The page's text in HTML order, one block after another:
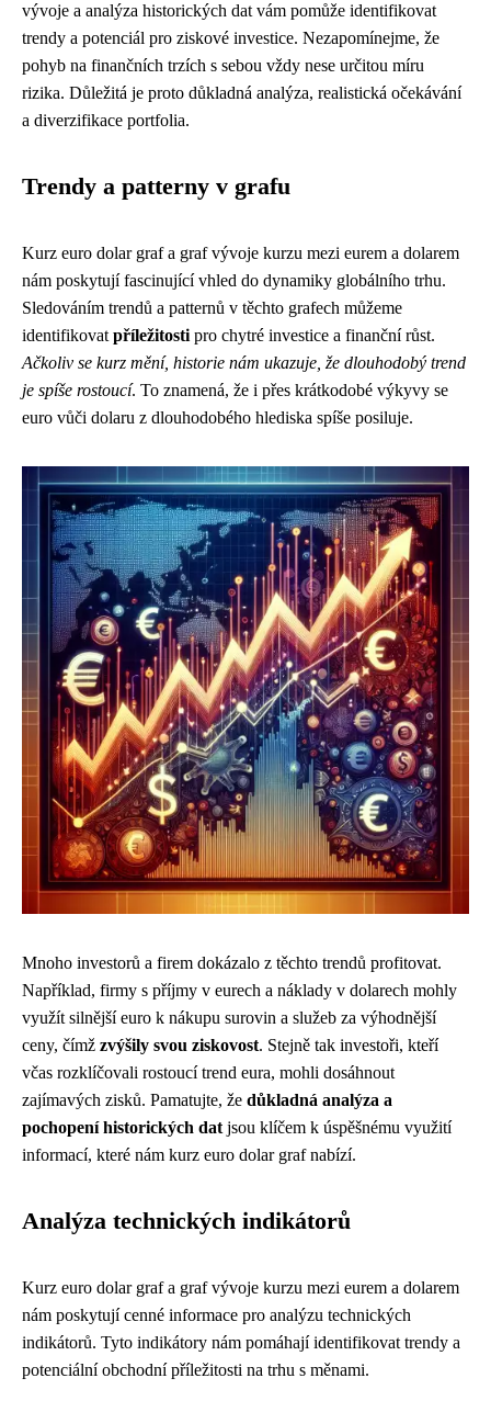
vývoje a analýza historických dat vám pomůže identifikovat
trendy a potenciál pro ziskové investice. Nezapomínejme, že
pohyb na finančních trzích s sebou vždy nese určitou míru
rizika. Důležitá je proto důkladná analýza, realistická očekávání
a diverzifikace portfolia.
Trendy a patterny v grafu
Kurz euro dolar graf a graf vývoje kurzu mezi eurem a dolarem
nám poskytují fascinující vhled do dynamiky globálního trhu.
Sledováním trendů a patternů v těchto grafech můžeme
identifikovat příležitosti pro chytré investice a finanční růst.
Ačkoliv se kurz mění, historie nám ukazuje, že dlouhodobý trend
je spíše rostoucí. To znamená, že i přes krátkodobé výkyvy se
euro vůči dolaru z dlouhodobého hlediska spíše posiluje.
Mnoho investorů a firem dokázalo z těchto trendů profitovat.
Například, firmy s příjmy v eurech a náklady v dolarech mohly
využít silnější euro k nákupu surovin a služeb za výhodnější
ceny, čímž zvýšily svou ziskovost. Stejně tak investoři, kteří
včas rozklíčovali rostoucí trend eura, mohli dosáhnout
zajímavých zisků. Pamatujte, že důkladná analýza a
pochopení historických dat jsou klíčem k úspěšnému využití
informací, které nám kurz euro dolar graf nabízí.
Analýza technických indikátorů
Kurz euro dolar graf a graf vývoje kurzu mezi eurem a dolarem
nám poskytují cenné informace pro analýzu technických
indikátorů. Tyto indikátory nám pomáhají identifikovat trendy a
potenciální obchodní příležitosti na trhu s měnami.